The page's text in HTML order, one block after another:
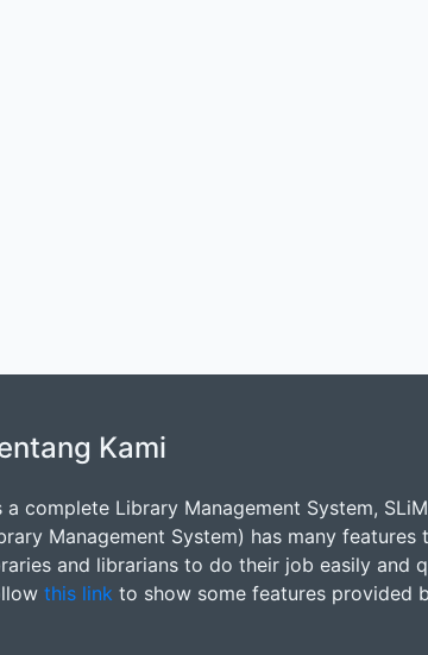
Kami
a complete Library Management System,
Management System) has many features
and librarians to do their job easily and
this link to show some features provided